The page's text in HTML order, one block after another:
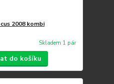
2008 kombi
Skladem 1 pár
do košíku